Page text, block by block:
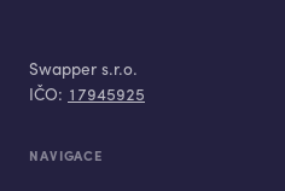
Swapper s.r.o.
IČO: 17945925
NAVIGACE